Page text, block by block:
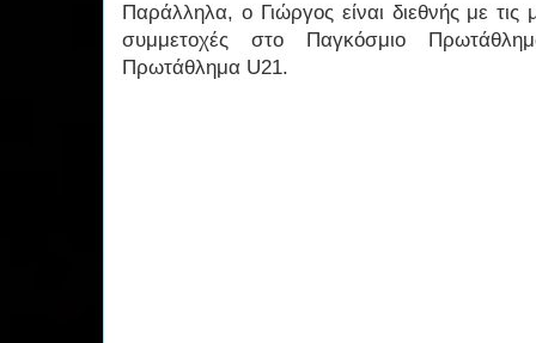
Παράλληλα, ο Γιώργος είναι διεθνής με τις
συμμετοχές στο Παγκόσμιο
Πρωτάθλημα U21.